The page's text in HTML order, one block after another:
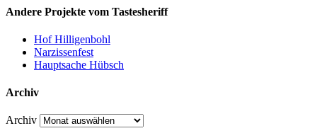
Andere Projekte vom Tastesheriff
Hof Hilligenbohl
Narzissenfest
Hauptsache Hübsch
Archiv
Archiv